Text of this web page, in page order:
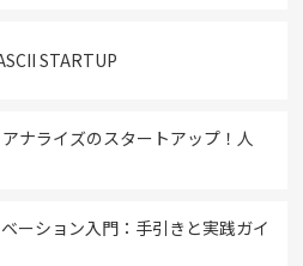
STARTUP
ナライズのスタートアップ！人
ーション入門：手引きと実践ガイ